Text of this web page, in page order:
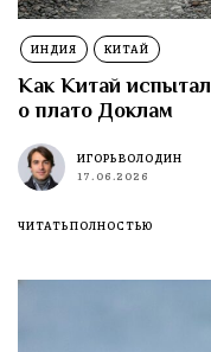
ИНДИЯ КИТАЙ
Как Китай
о плато Доклам
ИГОРЬ ВОЛОДИН
17.06.2026
ЧИТАТЬ ПОЛНОСТЬЮ